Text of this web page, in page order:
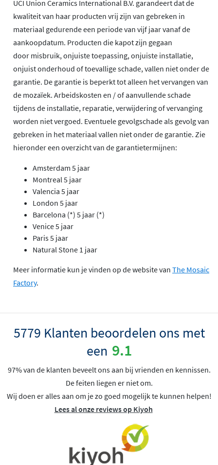
UCI Union Ceramics International B.V. garandeert dat de
kwaliteit van haar producten vrij zijn van gebreken in
materiaal gedurende een periode van vijf jaar vanaf de
aankoopdatum. Producten die kapot zijn gegaan
door misbruik, onjuiste toepassing, onjuiste installatie,
onjuist onderhoud of toevallige schade, vallen niet onder de
garantie. De garantie is beperkt tot alleen het vervangen van
de mozaïek. Arbeidskosten en / of aanvullende schade
tijdens de installatie, reparatie, verwijdering of vervanging
worden niet vergoed. Eventuele gevolgschade als gevolg van
gebreken in het materiaal vallen niet onder de garantie. Zie
hieronder een overzicht van de garantietermijnen:
Amsterdam 5 jaar
Montreal 5 jaar
Valencia 5 jaar
London 5 jaar
Barcelona (*) 5 jaar (*)
Venice 5 jaar
Paris 5 jaar
Natural Stone 1 jaar
Meer informatie kun je vinden op de website van The Mosaic
Factory.
5779 Klanten beoordelen ons met
een 9.1
97% van de klanten beveelt ons aan bij vrienden en kennissen.
De feiten liegen er niet om.
Wij doen er alles aan om je zo goed mogelijk te kunnen helpen!
Lees al onze reviews op Kiyoh